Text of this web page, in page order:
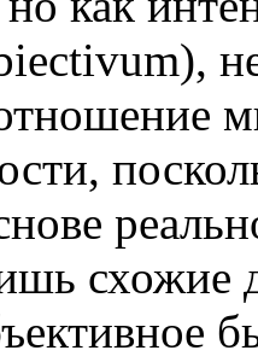
схожие